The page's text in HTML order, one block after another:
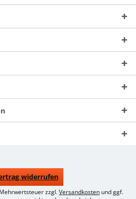
widerrufen
zzgl.Versandkosten und ggf.